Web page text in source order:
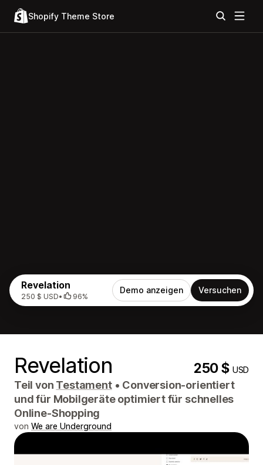
Shopify Theme Store
Revelation
250 $ USD• 96%
Demo anzeigen Versuchen
Revelation 250 $USD
Teil von Testament • Conversion-orientiert
und für Mobilgeräte optimiert für schnelles
Online-Shopping
von We are Underground